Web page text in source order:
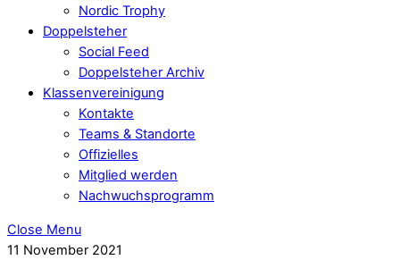
Nordic Trophy
Doppelsteher
Social Feed
Doppelsteher Archiv
Klassenvereinigung
Kontakte
Teams & Standorte
Offizielles
Mitglied werden
Nachwuchsprogramm
Close Menu
11 November 2021